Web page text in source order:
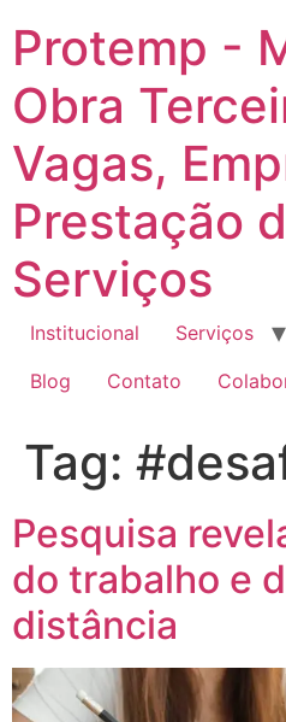
para
conteúdo
Protemp -
Obra
Vagas,
Prestação
Serviços
Institucional Serviços
Blog
Contato
Tag:
Pesquisa
do trabalho e
distância